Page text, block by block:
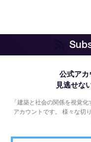
公式アカ
見逃せな
「建築と社会の関係を視覚
アカウントです。様々な切